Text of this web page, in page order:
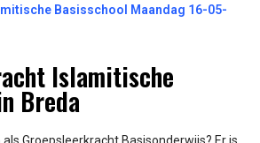
Basisschool Maandag 16-05-
Islamitische
Breda